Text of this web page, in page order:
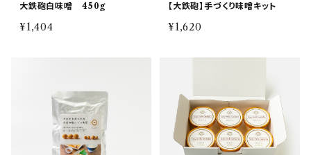
大鉄砲白味噌 450g
¥1,404
【大鉄砲】手づくり味噌キット
¥1,620